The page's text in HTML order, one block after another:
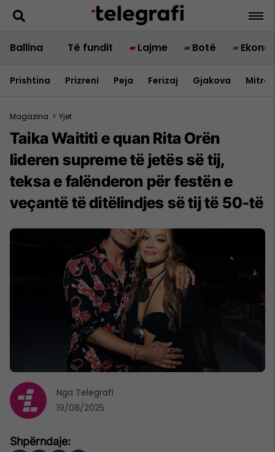
Ballina Të fundit Lajme Botë
Prishtina Prizreni Peja Ferizaj Gjakova
Magazina > Yjet
Taika Waititi e quan Rita Orën
lideren supreme të jetës së tij,
teksa e falënderon për festën e
veçantë të ditëlindjes së tij të 50-të
Nga Telegrafi
19/08/2025